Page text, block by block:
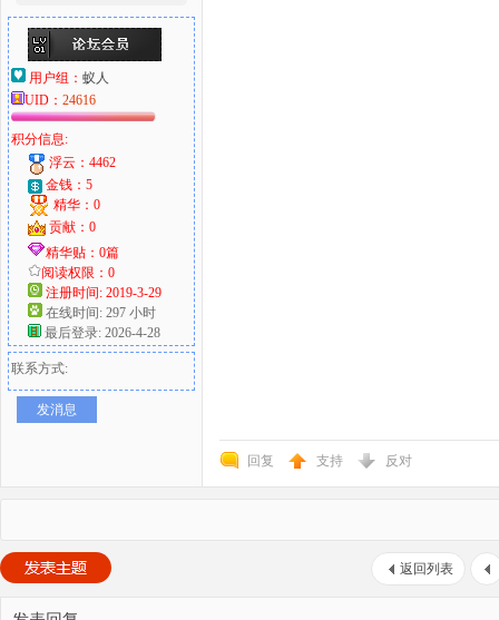
用户组： 蚁人
UID： 24616
积分信息:
浮云：4462
金钱：5
精华：0
贡献：0
精华贴：0篇
阅读权限：0
注册时间: 2019-3-29
在线时间: 297 小时
最后登录: 2026-4-28
联系方式:
发消息
回复 支持 反对
返回列表